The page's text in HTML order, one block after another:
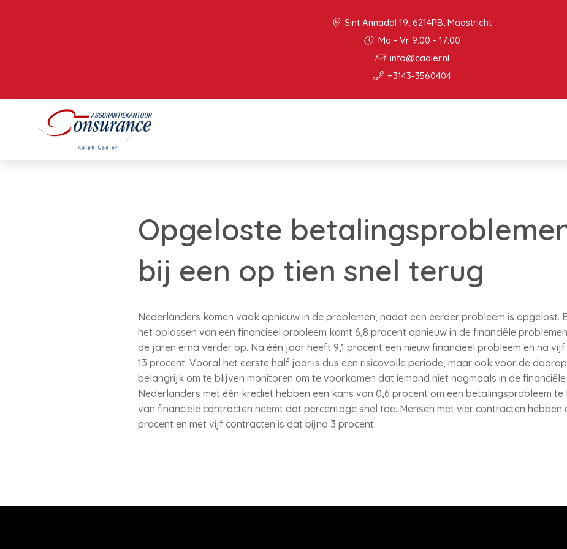
Sint Annadal 19, 6214PB, Maastricht
Ma - Vr 9:00 - 17:00
info@cadier.nl
+3143-3560404
Opgeloste
bij een op tien snel terug
Nederlanders komen vaak opnieuw in de problemen, nadat een eerder probleem is opgelost.
het oplossen van een financieel probleem komt 6,8 procent opnieuw in de financiële
de jaren erna verder op. Na één jaar heeft 9,1 procent een nieuw financieel probleem en na
13 procent. Vooral het eerste half jaar is dus een risicovolle periode, maar ook voor de
belangrijk om te blijven monitoren om te voorkomen dat iemand niet nogmaals in de
Nederlanders met één krediet hebben een kans van 0,6 procent om een betalingsprobleem te
van financiële contracten neemt dat percentage snel toe. Mensen met vier contracten hebben
procent en met vijf contracten is dat bijna 3 procent.